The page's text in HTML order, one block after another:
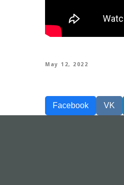
May 12, 2022
Facebook VK